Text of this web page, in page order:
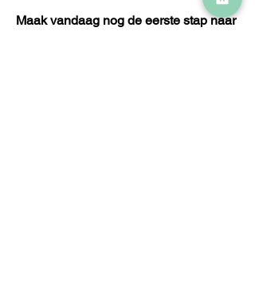
Maak vandaag nog de eerste stap naar